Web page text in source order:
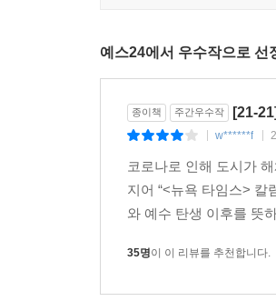
머물지 않을 것이다. 그러
시민에게 개방하면 그 아파
높일 수 있는 방법들을 찾
있는 여건을 마련해 준다면
미래는 꿈꾸는 자들이 만든다
이 책은 코로나로 달라진
공간 이야기에 그치지 않고
전용 터널, 국토 균형 발전까
예스24에서 우수작으로 선
종이책 주간우수작 [21-
w******f
코로나로 인해 도시가
지어 “<뉴욕 타임스>
와 예수 탄생 이후를 뜻
35명이 이 리뷰를 추천합니다.